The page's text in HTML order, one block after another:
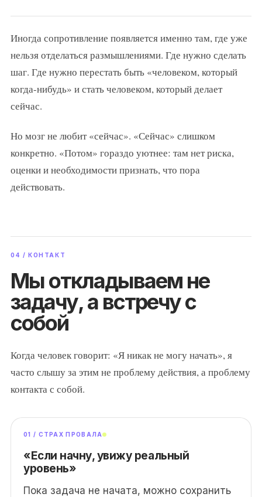
Иногда сопротивление появляется именно там, где уже
нельзя отделаться размышлениями. Где нужно сделать
шаг. Где нужно перестать быть «человеком, который
когда-нибудь» и стать человеком, который делает
сейчас.
Но мозг не любит «сейчас». «Сейчас» слишком
конкретно. «Потом» гораздо уютнее: там нет риска,
оценки и необходимости признать, что пора
действовать.
04 / КОНТАКТ
Мы откладываем не
задачу, а встречу с
собой
Когда человек говорит: «Я никак не могу начать», я
часто слышу за этим не проблему действия, а проблему
контакта с собой.
01 / СТРАХ ПРОВАЛА
«Если начну, увижу реальный
уровень»
Пока задача не начата, можно сохранить